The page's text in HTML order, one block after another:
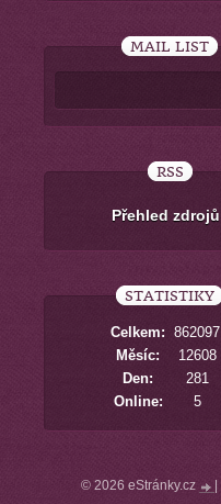
MAIL LIST
RSS
Přehled zdrojů
STATISTIKY
Online: 5
Celkem: 862097
Měsíc:
12608
Den:
281
© 2026 eStránky.cz